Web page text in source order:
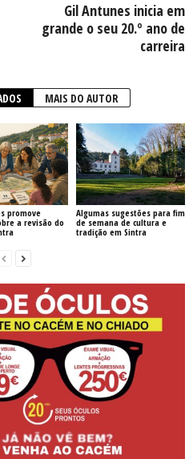
Gil Antunes inicia em
grande o seu 20.º ano de
carreira
MAIS DO AUTOR
promove
a revisão do
Algumas sugestões para fim
de semana de cultura e
tradição em Sintra